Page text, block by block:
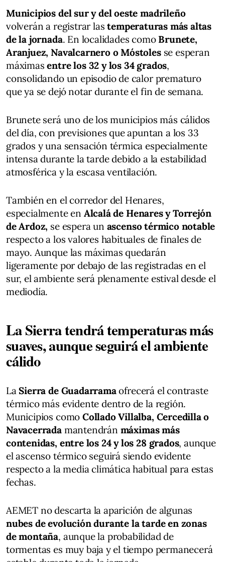
Municipios del sur y del oeste madrileño
volverán a registrar las temperaturas más altas
de la jornada. En localidades como Brunete,
Aranjuez, Navalcarnero o Móstolesse esperan
máximas entre los 32 y los 34 grados,
consolidando un episodio de calor prematuro
que ya se dejó notar durante el fin de semana.
Brunete será uno de los municipios más cálidos
del día, con previsiones que apuntan a los 33
grados y una sensación térmica especialmente
intensa durante la tarde debido a la estabilidad
atmosférica y la escasa ventilación.
También en el corredor del Henares,
especialmente en Alcalá de Henares y Torrejón
de Ardoz, se espera un ascenso térmico notable
respecto a los valores habituales de finales de
mayo. Aunque las máximas quedarán
ligeramente por debajo de las registradas en el
sur, el ambiente será plenamente estival desde el
mediodía.
La Sierra tendrá temperaturas más
suaves, aunque seguirá el ambiente
cálido
LaSierra de Guadarramaofrecerá el contraste
térmico más evidente dentro de la región.
Municipios como Collado Villalba, Cercedilla o
Navacerradamantendrán máximas más
contenidas, entre los 24 y los 28 grados, aunque
el ascenso térmico seguirá siendo evidente
respecto a la media climática habitual para estas
fechas.
AEMET no descarta la aparición de algunas
nubes de evolución durante la tarde en zonas
de montaña, aunque la probabilidad de
tormentas es muy baja y el tiempo permanecerá